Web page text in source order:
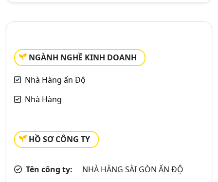
NGÀNH NGHỀ KINH DOANH
Nhà Hàng ấn Độ
Nhà Hàng
HỒ SƠ CÔNG TY
Tên công ty: NHÀ HÀNG SÀI GÒN ẤN ĐỘ